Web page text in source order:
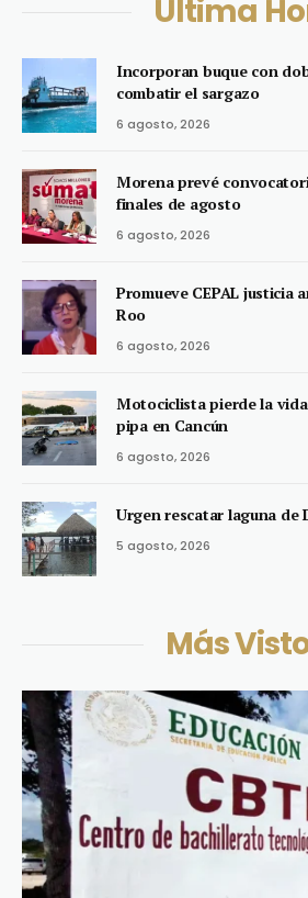
Última
Incorporan buque con
combatir el sargazo
6 agosto, 2026
Morena prevé
finales de agosto
6 agosto, 2026
Promueve CEPAL justicia
Roo
6 agosto, 2026
Motociclista pierde la
pipa en Cancún
6 agosto, 2026
Urgen rescatar laguna de
5 agosto, 2026
Más